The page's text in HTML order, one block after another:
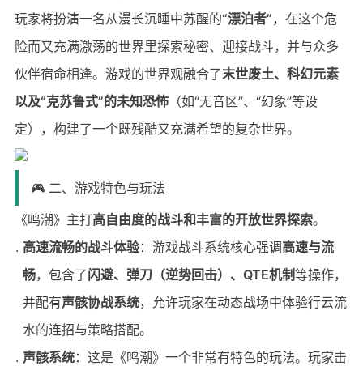
玩家将扮演一名从漫长沉睡中苏醒的“漂泊者”，在这个危
险而又充满激荡的世界里探索秘密、迎接战斗，并与众多
伙伴宿命相逢。游戏的世界观融合了末世废土、科幻元素
以及“克苏鲁式”的未知恐怖（如“无音区”、“幻象”等设
定），构建了一个既残酷又充满希望的复杂世界。
🎮 二、游戏特色与玩法
《鸣潮》主打高自由度的战斗和丰富的开放世界探索。
高速流畅的战斗体验：游戏战斗系统核心强调高速与流
畅，包含了闪避、弹刀（逆势回击）、QTE机制等操作，
并配有声骸协战系统，允许玩家在动态战场中体验行云流
水的连招与策略搭配。
声骸系统：这是《鸣潮》一个非常有特色的玩法。玩家击